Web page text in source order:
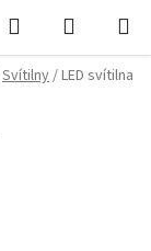
Hledat
KOŠÍK
Svítilny/LED svítilna